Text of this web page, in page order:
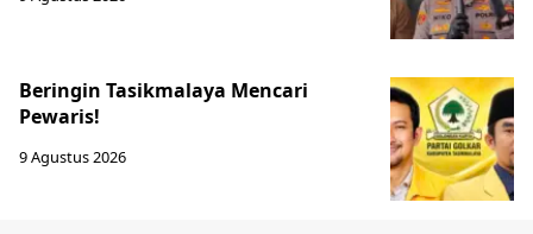
Beringin Tasikmalaya Mencari
Pewaris!
9 Agustus 2026